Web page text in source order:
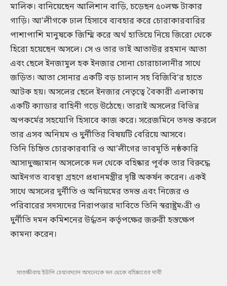
মালিক। বানিয়েছেন আলিশান বাড়ি, চড়েছন ৫০লক্ষ টাকার
গাড়ি। আ’লীগকে ঢাল হিসাবে ব্যবহার করে চোরাকারবারির
পাশাপাশি মানুষকে জিম্মি করে অর্থ হাতিয়ে নিয়ে জিরো থেকে
হিরো হয়েছেন অসলে। সে ও তার ভাই আতাউর রহমান আতা
এবং ছেলে ইনজামুল হক ইনজার সোনা চোরাচালানীর সাথে
জড়িত। আতা সোনার একটি বড় চালান সহ বিজিবি’র হাতে
আটক হয়। অসলের ছেলে ইনজার নেতৃত্বে বৈকারী এলাকায়
একটি ক্যাডার বাহিনী গড়ে উঠেছে। তারাই অসলের বিভিন্ন
অপকর্মের সহযোগি হিসাবে কাজ করে। সরেজমিনে তদন্ত করলে
তার এসব অনিয়ম ও দুর্নীতির বিষয়টি বেরিয়ে আসবে।
তিনি চিহিৃত চোরকারবারি ও আ’লীগের ভাবমূর্তি নষ্ঠকারি
আসাদুজ্জামান অসলেকে দল থেকে বহিষ্কার পূর্বক তার বিরুদ্ধে
আইনগত ব্যবস্থা গ্রহণে প্রধানমন্ত্রীর দৃষ্টি অকর্ষন করেন। একই
সাথে অসলের দুর্নীতি ও অনিয়মের তদন্ত এবং নিজের ও
পরিবারের সদস্যদের নিরাপত্তার দাবিতে তিনি স্বরাষ্ট্রম›ত্রী ও
দুর্নীতি দমন কমিশনের উর্দ্ধতন কর্তৃপক্ষের জরুরী হস্তক্ষেপ
কামনা করেন।
সাতক্ষীরায় ইউপি চেয়ারম্যান অসলেকে দল থেকে বহিষ্কারের দাবী